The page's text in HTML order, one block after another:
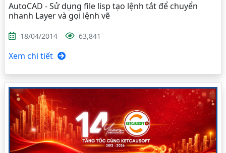
AutoCAD - Sử dụng file lisp tạo lệnh tắt để chuyển
nhanh Layer và gọi lệnh vẽ
18/04/2014 63,841
Xem chi tiết